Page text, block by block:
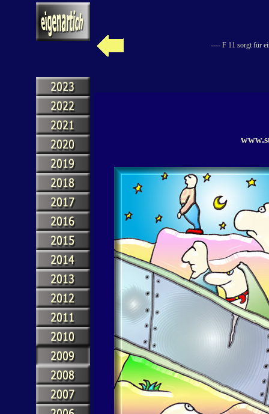
---- F 11 sorgt für